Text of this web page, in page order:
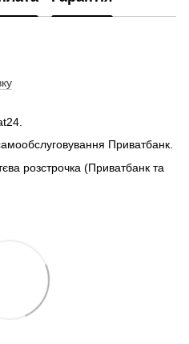
Приватбанк.
розстрочка (Приватбанк та